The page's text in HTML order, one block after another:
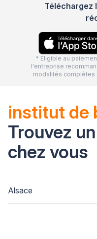
Téléchargez
* Eligible au
l'entreprise
modalités complètes
institut de
Trouvez
chez vous
Alsace